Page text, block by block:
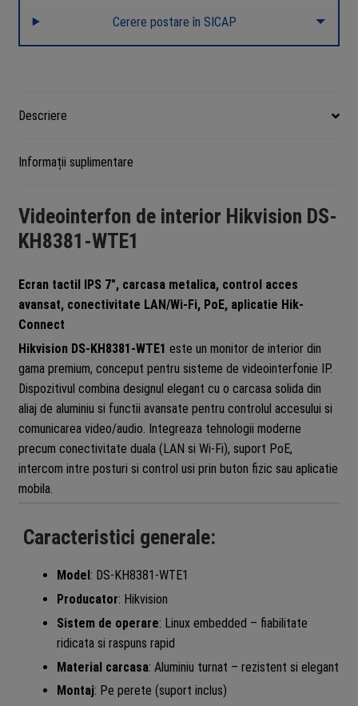
touch
screen,
Alarma
HIKVISION
KH8381-
WTE1
Cerere postare în SICAP
Descriere
Informații suplimentare
Videointerfon de interior Hikvision DS-
KH8381-WTE1
Ecran tactil IPS 7″, carcasa metalica, control acces
avansat, conectivitate LAN/Wi-Fi, PoE, aplicatie Hik-
Connect
Hikvision DS-KH8381-WTE1 este un monitor de interior din
gama premium, conceput pentru sisteme de videointerfonie IP.
Dispozitivul combina designul elegant cu o carcasa solida din
aliaj de aluminiu si functii avansate pentru controlul accesului si
comunicarea video/audio. Integreaza tehnologii moderne
precum conectivitate duala (LAN si Wi-Fi), suport PoE,
intercom intre posturi si control usi prin buton fizic sau aplicatie
mobila.
Caracteristici generale:
Model : DS-KH8381-WTE1
Producator: Hikvision
Sistem de operare: Linux embedded – fiabilitate
ridicata si raspuns rapid
Material carcasa: Aluminiu turnat – rezistent si elegant
Montaj: Pe perete (suport inclus)